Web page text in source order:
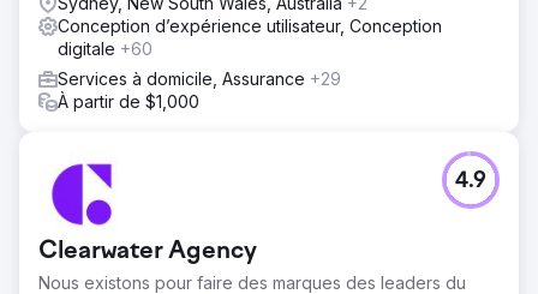
Conception d’expérience utilisateur, Conception
digitale +60
Services à domicile, Assurance +29
À partir de $1,000
Clearwater Agency
Nous existons pour faire des marques des leaders du
4.9